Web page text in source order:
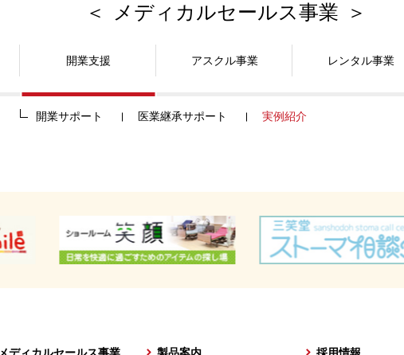
メディカルセールス事業
開業支援
開業サポート 医業継承サポート 実例紹介
アスクル事業 レンタル事業